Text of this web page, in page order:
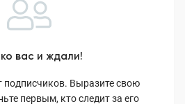
вас и ждали!
подписчиков. Выразите свою
первым, кто следит за его